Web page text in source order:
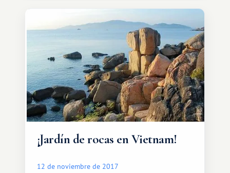
por lo que todos los vietnamitas
¡Jardín de rocas en Vietnam!
12 de noviembre de 2017